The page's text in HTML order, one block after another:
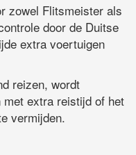
zowel Flitsmeister als
door de Duitse
extra voertuigen
reizen, wordt
met extra reistijd of het
vermijden.